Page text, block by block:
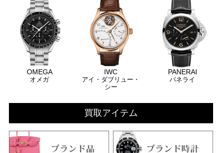
OMEGA
オメガ
IWC
アイ・ダブリュー・
シー
PANERAI
パネライ
買取アイテム